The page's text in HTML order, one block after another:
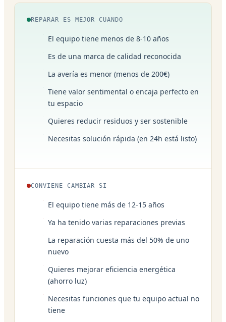
REPARAR ES MEJOR CUANDO
El equipo tiene menos de 8-10 años
Es de una marca de calidad reconocida
La avería es menor (menos de 200€)
Tiene valor sentimental o encaja perfecto en
tu espacio
Quieres reducir residuos y ser sostenible
Necesitas solución rápida (en 24h está listo)
CONVIENE CAMBIAR SI
El equipo tiene más de 12-15 años
Ya ha tenido varias reparaciones previas
La reparación cuesta más del 50% de uno
nuevo
Quieres mejorar eficiencia energética
(ahorro luz)
Necesitas funciones que tu equipo actual no
tiene